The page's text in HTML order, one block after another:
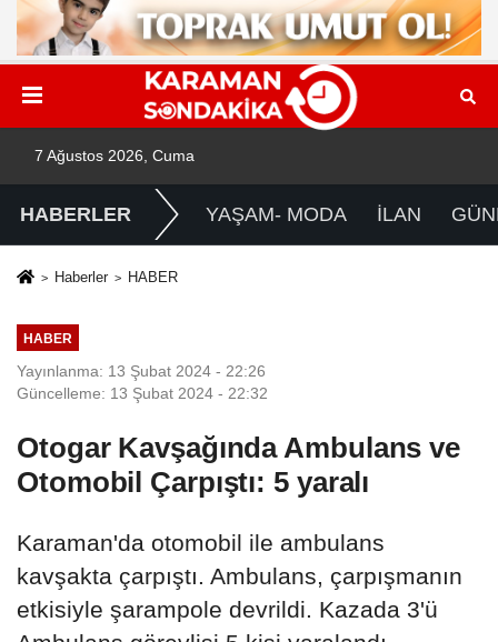
7 Ağustos 2026, Cuma
HABERLER YAŞAM- MODA İLAN
Haberler HABER
HABER
Yayınlanma: 13 Şubat 2024 - 22:26
Güncelleme: 13 Şubat 2024 - 22:32
Otogar Kavşağında Ambulans ve
Otomobil Çarpıştı: 5 yaralı
Karaman'da otomobil ile ambulans
kavşakta çarpıştı. Ambulans, çarpışmanın
etkisiyle şarampole devrildi. Kazada 3'ü